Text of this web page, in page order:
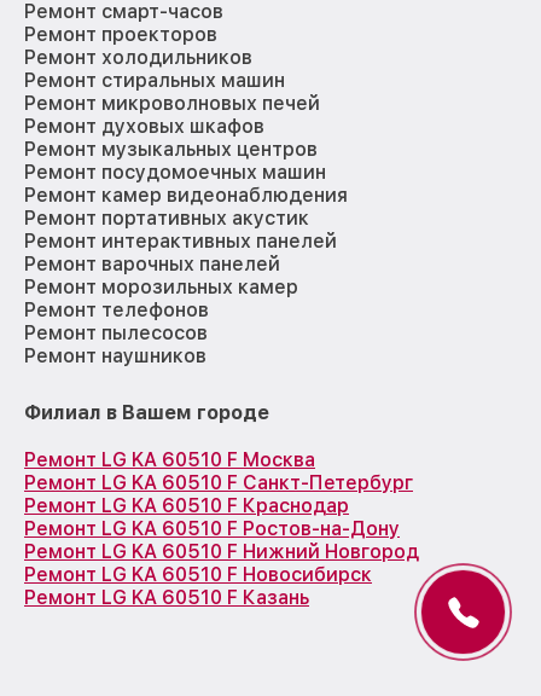
Ремонт смарт-часов
Ремонт проекторов
Ремонт холодильников
Ремонт стиральных машин
Ремонт микроволновых печей
Ремонт духовых шкафов
Ремонт музыкальных центров
Ремонт посудомоечных машин
Ремонт камер видеонаблюдения
Ремонт портативных акустик
Ремонт интерактивных панелей
Ремонт варочных панелей
Ремонт морозильных камер
Ремонт телефонов
Ремонт пылесосов
Ремонт наушников
Филиал в Вашем городе
Ремонт LG KA 60510 F Москва
Ремонт LG KA 60510 F Санкт-Петербург
Ремонт LG KA 60510 F Краснодар
Ремонт LG KA 60510 F Ростов-на-Дону
Ремонт LG KA 60510 F Нижний Новгород
Ремонт LG KA 60510 F Новосибирск
Ремонт LG KA 60510 F Казань